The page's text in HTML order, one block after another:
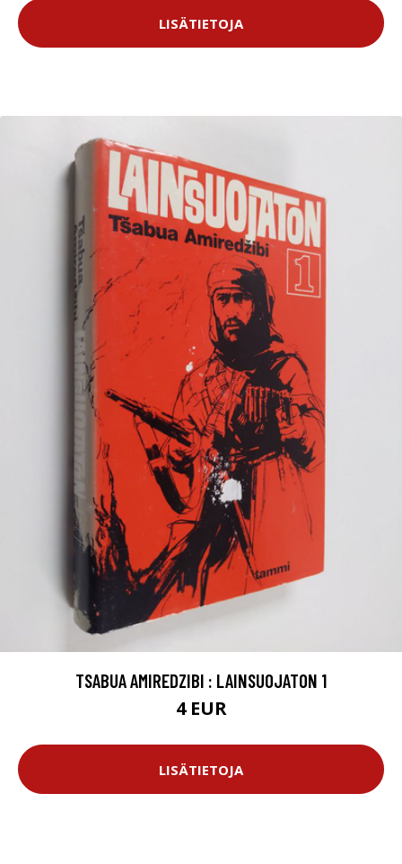
LISÄTIETOJA
TSABUA AMIREDZIBI : LAINSUOJATON 1
4 EUR
LISÄTIETOJA